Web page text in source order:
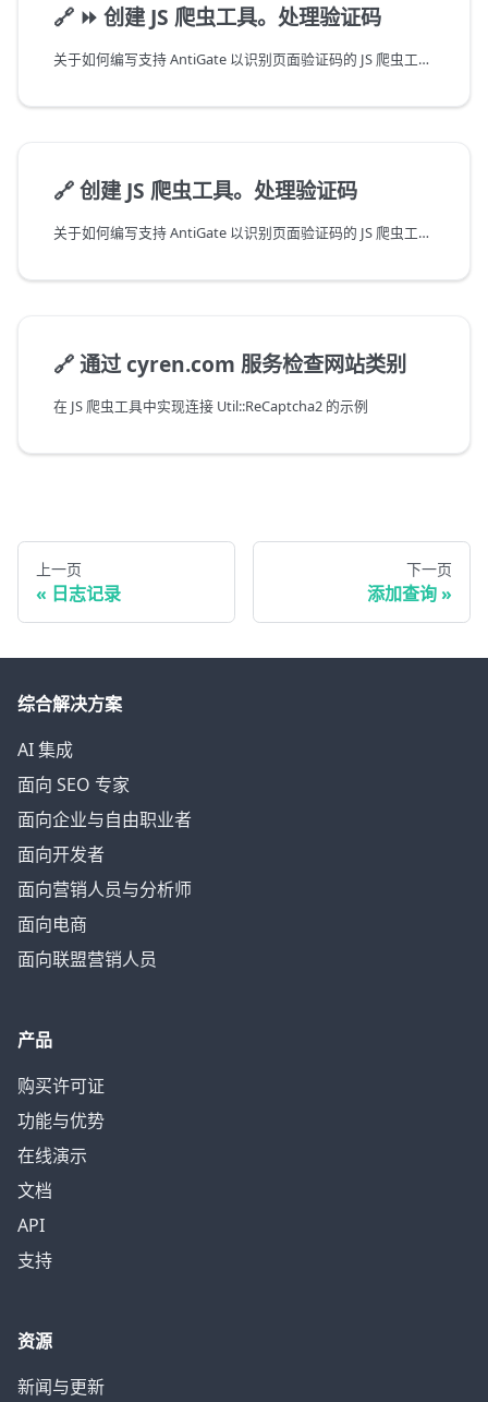
🔗 ⏩ 创建 JS 爬虫工具。处理验证码
关于如何编写支持 AntiGate 以识别页面验证码的 JS 爬虫工具的视频
🔗创建 JS 爬虫工具。处理验证码
关于如何编写支持 AntiGate 以识别页面验证码的 JS 爬虫工具的文章
🔗通过 cyren.com 服务检查网站类别
在 JS 爬虫工具中实现连接 Util::ReCaptcha2 的示例
上一页
日志记录
下一页
添加查询
综合解决方案
AI 集成
面向 SEO 专家
面向企业与自由职业者
面向开发者
面向营销人员与分析师
面向电商
面向联盟营销人员
产品
购买许可证
功能与优势
在线演示
文档
API
支持
资源
新闻与更新